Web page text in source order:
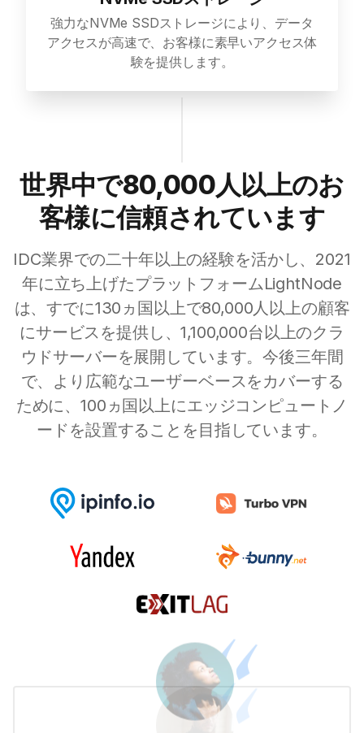
強力なNVMe SSDストレージにより、データ
アクセスが高速で、お客様に素早いアクセス体
験を提供します。
世界中で80,000人以上のお
客様に信頼されています
IDC業界での二十年以上の経験を活かし、2021
年に立ち上げたプラットフォームLightNode
は、すでに130ヵ国以上で80,000人以上の顧客
にサービスを提供し、1,100,000台以上のクラ
ウドサーバーを展開しています。今後三年間
で、より広範なユーザーベースをカバーする
ために、100ヵ国以上にエッジコンピュートノ
ードを設置することを目指しています。